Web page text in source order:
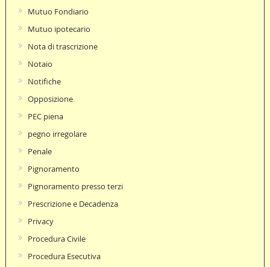
Mutuo Fondiario
Mutuo ipotecario
Nota di trascrizione
Notaio
Notifiche
Opposizione
PEC piena
pegno irregolare
Penale
Pignoramento
Pignoramento presso terzi
Prescrizione e Decadenza
Privacy
Procedura Civile
Procedura Esecutiva